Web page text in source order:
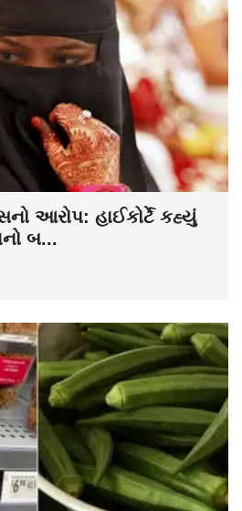
આરોપ: હાઈકોર્ટે કહ્યું
બ...